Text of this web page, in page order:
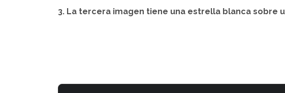
3. La tercera imagen tiene una estrella blanca sobre